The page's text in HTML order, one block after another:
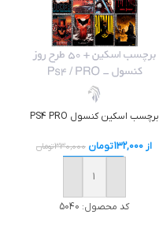
برچسب اسکين کنسول PS4 PRO
از 132,000تومان 330,000تومان
خرید
کد محصول: 5040